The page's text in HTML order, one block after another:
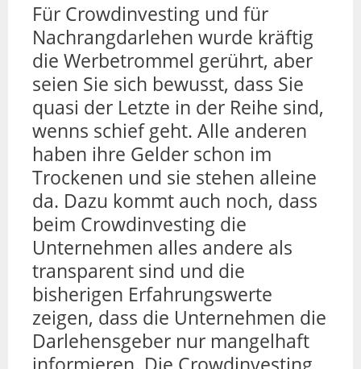
Für Crowdinvesting und für
Nachrangdarlehen wurde kräftig
die Werbetrommel gerührt, aber
seien Sie sich bewusst, dass Sie
quasi der Letzte in der Reihe sind,
wenns schief geht. Alle anderen
haben ihre Gelder schon im
Trockenen und sie stehen alleine
da. Dazu kommt auch noch, dass
beim Crowdinvesting die
Unternehmen alles andere als
transparent sind und die
bisherigen Erfahrungswerte
zeigen, dass die Unternehmen die
Darlehensgeber nur mangelhaft